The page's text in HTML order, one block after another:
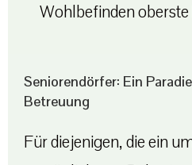
Wohlbefinden
Seniorendörfer: Ein
Betreuung
Für diejenigen, die ein